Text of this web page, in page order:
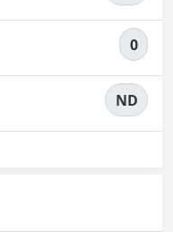
0
ND